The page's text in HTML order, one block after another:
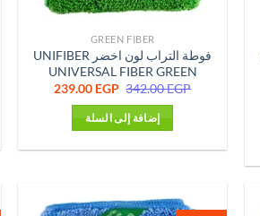
GREEN FIBER
فوطة التراب لون اخضر UNIFIBER
UNIVERSAL FIBER GREEN
342.00EGP
السعر
هو:
342.00 EGP.
239.00 EGP
السعر
إضافة إلى السلة